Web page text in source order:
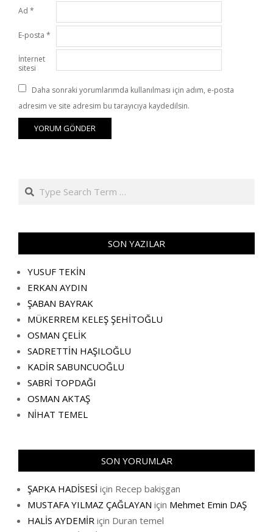
Ad *
E-posta *
İnternet
sitesi
Daha sonraki yorumlarımda kullanılması için adım, e-posta
adresim ve site adresim bu tarayıcıya kaydedilsin.
Search
SON YAZILAR
YUSUF TEKİN
ERKAN AYDIN
ŞABAN BAYRAK
MÜKERREM KELEŞ ŞEHİTOĞLU
OSMAN ÇELİK
SADRETTİN HAŞILOĞLU
KADİR SABUNCUOĞLU
SABRİ TOPDAĞI
OSMAN AKTAŞ
NİHAT TEMEL
SON YORUMLAR
ŞAPKA HADİSESİ için Recep bakişgan
MUSTAFA YILMAZ ÇAĞLAYAN için Mehmet Emin DAŞ
HALİS AYDEMİR için Duran temel